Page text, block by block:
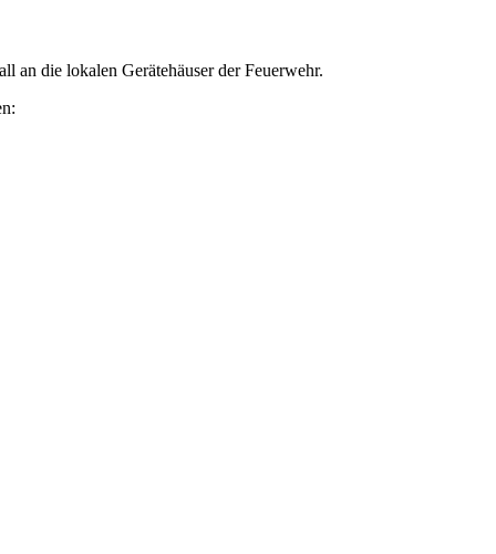
an die lokalen Gerätehäuser der Feuerwehr.